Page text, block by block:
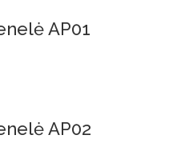
AP01
AP02